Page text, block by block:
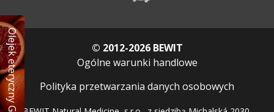
Olejek eteryczny GRATIS
© 2012-2026 BEWIT
Ogólne warunki handlowe
Polityka przetwarzania danych osobowych